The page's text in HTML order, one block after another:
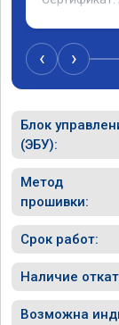
‹ ›
Блок
(ЭБУ):
Метод
прошивки:
Срок работ:
Наличие
Возможна